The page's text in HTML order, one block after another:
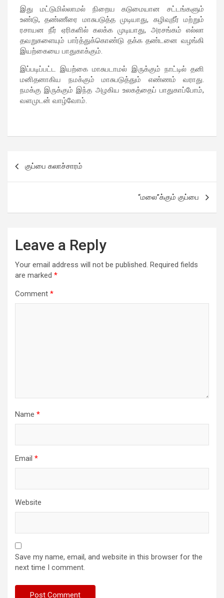
இது மட்டுமில்லாமல் நிறைய கடுமையான சட்டங்களும்
உண்டு, தண்ணீரை மாசுபடுத்த முடியாது, கழிவுநீர் மற்றும்
ரசாயன நீர் ஏரிகளில் கலக்க முடியாது, அரசங்கம் எல்லா
தவறுகளையும் பார்த்துக்கொண்டு தக்க தண்டனை வழங்கி
இயற்கையை பாதுகாக்கும்.
இப்படிப்பட்ட இயற்கை மாசுபடாமல் இருக்கும் நாட்டில் தனி
மனிதனாகிய நமக்கும் மாசுபடுத்தும் எண்ணம் வராது.
நமக்கு இருக்கும் இந்த அழகிய உலகத்தைப் பாதுகாப்போம்,
வளமுடன் வாழ்வோம்.
குப்பை கலாச்சாரம்
“மலை”க்கும் குப்பை
Leave a Reply
Your email address will not be published. Required fields
are marked *
Comment *
Name *
Email *
Website
Save my name, email, and website in this browser for the
next time I comment.